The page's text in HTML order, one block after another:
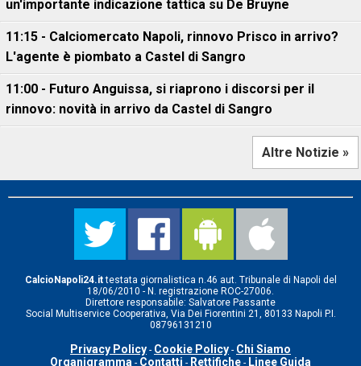
un'importante indicazione tattica su De Bruyne
11:15 - Calciomercato Napoli, rinnovo Prisco in arrivo?
L'agente è piombato a Castel di Sangro
11:00 - Futuro Anguissa, si riaprono i discorsi per il
rinnovo: novità in arrivo da Castel di Sangro
Altre Notizie »
CalcioNapoli24.ittestata giornalistica n.46 aut. Tribunale di Napoli del
18/06/2010 - N. registrazione ROC-27006.
Direttore responsabile: Salvatore Passante
Social Multiservice Cooperativa, Via Dei Fiorentini 21, 80133 Napoli P.I.
08796131210
Privacy Policy - Cookie Policy - Chi Siamo
Organigramma - Contatti - Rettifiche - Linee Guida